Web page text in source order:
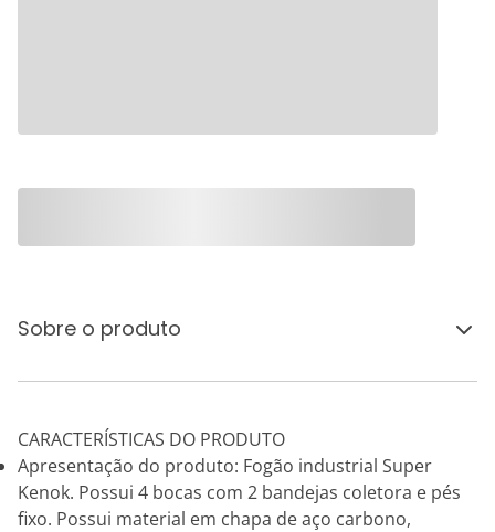
Sobre o produto
CARACTERÍSTICAS DO PRODUTO
Apresentação do produto: Fogão industrial Super
Kenok. Possui 4 bocas com 2 bandejas coletora e pés
fixo. Possui material em chapa de aço carbono,